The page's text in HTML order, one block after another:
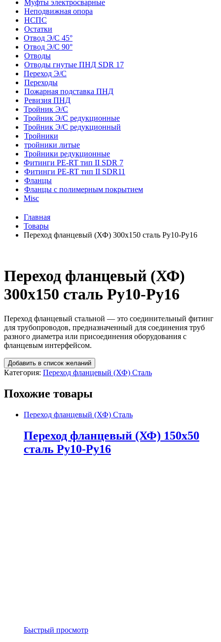
Муфты электросварные
Неподвижная опора
НСПС
Остатки
Отвод Э/С 45°
Отвод Э/С 90°
Отводы
Отводы гнутые ПНД SDR 17
Переход Э/С
Переходы
Пожарная подставка ПНД
Ревизия ПНД
Тройник Э/С
Тройник Э/С редукционные
Тройник Э/С редукционный
Тройники
тройники литые
Тройники редукционные
Фитинги PE-RT тип II SDR 7
Фитинги PE-RT тип II SDR11
Фланцы
Фланцы с полимерным покрытием
Misc
Главная
Товары
Переход фланцевый (ХФ) 300х150 сталь Ру10-Ру16
Переход фланцевый (ХФ)
300х150 сталь Ру10-Ру16
Переход фланцевый стальной — это соединительный фитинг
для трубопроводов, предназначенный для соединения труб
разного диаметра или присоединения оборудования с
фланцевым интерфейсом.
Добавить в список желаний
Категория: Переход фланцевый (ХФ) Сталь
Похожие товары
Переход фланцевый (ХФ) Сталь
Переход фланцевый (ХФ) 150х50
сталь Ру10-Ру16
Быстрый просмотр